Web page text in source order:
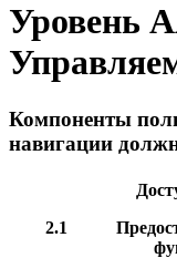
Уровень
Компоненты
навигации
2.1